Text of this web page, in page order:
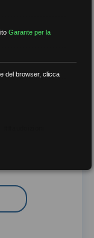
Garante per la
del browser, clicca